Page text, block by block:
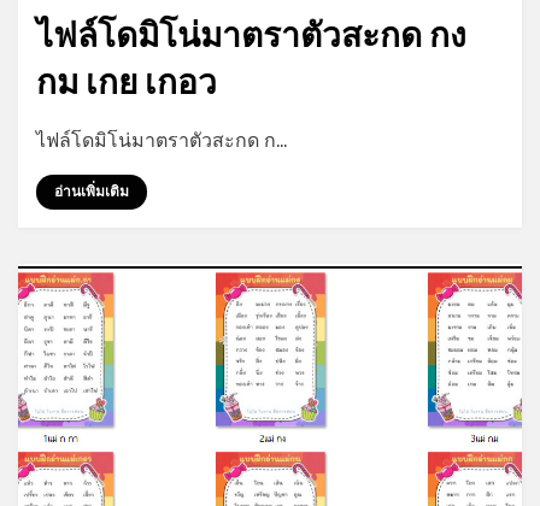
on
ไฟล์โดมิโน่มาตราตัวสะกด กง
กม เกย เกอว
by admin
ไฟล์โดมิโน่มาตราตัวสะกด ก…
อ่านเพิ่มเติม
*